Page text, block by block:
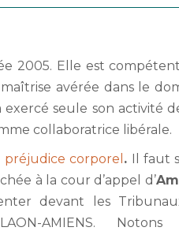
2005. Elle est
avérée dans le
seule son activité
collaboratrice libérale.
corporel . Il faut
à la cour d’appel d’
devant les
LAON-AMIENS.